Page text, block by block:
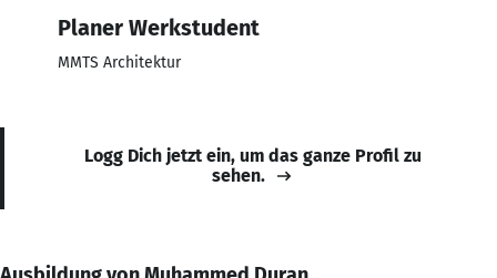
Planer Werkstudent
MMTS Architektur
Logg Dich jetzt ein, um das ganze Profil zu
sehen.